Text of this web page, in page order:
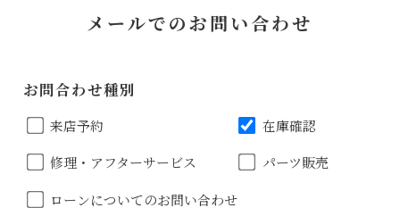
メールでのお問い合わせ
お問合わせ種別
来店予約
在庫確認
修理・アフターサービス
パーツ販売
ローンについてのお問い合わせ